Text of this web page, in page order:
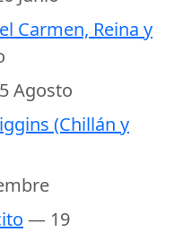
Carmen, Reina y
Agosto
(Chillán y
— 19